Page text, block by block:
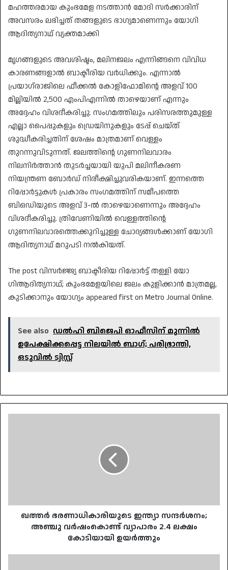
മഹത്തരമായ കുംഭമേള നടത്താൻ മോദി സർക്കാരിന്
അവസരം ലഭിച്ചത് തങ്ങളുടെ ഭാഗ്യമാണെന്നും യോ​ഗി
ആദിത്യനാഥ് വ്യക്തമാക്കി
മൃഗങ്ങളുടെ അവശിഷ്ടം, മലിനജലം എന്നിങ്ങനെ വിവിധ
കാരണങ്ങളാൽ ബാക്ടീരിയ വർധിക്കും. എന്നാല്‍
പ്രയാഗ്‌രാജിലെ ഫീക്കൽ കോളിഫോമിൻ്റെ അളവ് 100
മില്ലിയിൽ 2,500 എംപിഎന്നിൽ താഴെയാണ് എന്നും
അദ്ദേഹം വിശദീകരിച്ചു. സംഗമത്തിലും പരിസരത്തുമുള്ള
എല്ലാ പൈപ്പുകളും ഡ്രെയിനുകളും ടേപ്പ് ചെയ്ത്
ശുദ്ധീകരിച്ചതിന് ശേഷം മാത്രമാണ് വെള്ളം
തുറന്നുവിടുന്നത്. ജലത്തിൻ്റെ ഗുണനിലവാരം
നിലനിർത്താൻ തുടർച്ചയായി യുപി മലിനീകരണ
നിയന്ത്രണ ബോർഡ് നിരീക്ഷിച്ചുവരികയാണ്. ഇന്നത്തെ
റിപ്പോർട്ടുകൾ പ്രകാരം സംഗമത്തിന് സമീപത്തെ
ബിഒഡിയുടെ അളവ് 3-ൽ താഴെയാണെന്നും അദ്ദേഹം
വിശദീകരിച്ചു. ത്രിവേണിയിൽ വെള്ളത്തിൻ്റെ
ഗുണനിലവാരത്തെക്കുറിച്ചുള്ള ചോദ്യങ്ങൾക്കാണ് യോ​ഗി
ആദിത്യനാഥ് മറുപടി നൽകിയത്.
The post വിസർജ്ജ്യ ബാക്ടീരിയ റിപ്പോർട്ട് തള്ളി യോ​
ഗിആദിത്യനാഥ്; കുംഭമേളയിലെ ജലം കുളിക്കാൻ മാത്രമല്ല,
കുടിക്കാനും യോഗ്യം appeared first on Metro Journal Online.
See also ഡൽഹി ബിജെപി ഓഫീസിന് മുന്നിൽ
ഉപേക്ഷിക്കപ്പെട്ട നിലയിൽ ബാഗ്; പരിഭ്രാന്തി,
ഒടുവിൽ ട്വിസ്റ്റ്
ലക്ഷം
കോടിയായി
ഉയര്‍ത്തും
ഖത്തര്‍ ഭരണാധികാരിയുടെ ഇന്ത്യാ സന്ദര്‍ശനം;
അഞ്ചു വര്‍ഷംകൊണ്ട് വ്യാപാരം 2.4 ലക്ഷം
കോടിയായി ഉയര്‍ത്തും